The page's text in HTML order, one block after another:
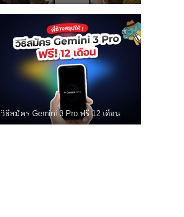
วิธีสมัคร Gemini 3 Pro ฟรี 12 เดือน